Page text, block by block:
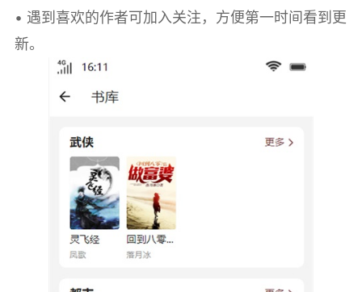
• 遇到喜欢的作者可加入关注，方便第一时间看到更
新。